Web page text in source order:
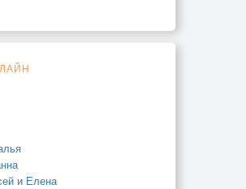
и Елена